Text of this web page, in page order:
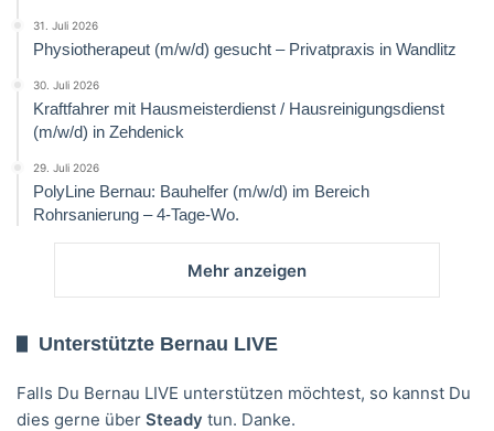
31. Juli 2026
Physiotherapeut (m/w/d) gesucht – Privatpraxis in Wandlitz
30. Juli 2026
Kraftfahrer mit Hausmeisterdienst / Hausreinigungsdienst
(m/w/d) in Zehdenick
29. Juli 2026
PolyLine Bernau: Bauhelfer (m/w/d) im Bereich
Rohrsanierung – 4-Tage-Wo.
Mehr anzeigen
Unterstützte Bernau LIVE
Falls Du Bernau LIVE unterstützen möchtest, so kannst Du
dies gerne über Steady tun. Danke.